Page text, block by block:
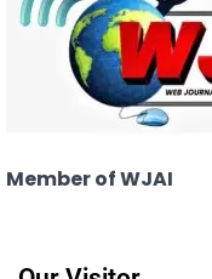
Member of WJAI